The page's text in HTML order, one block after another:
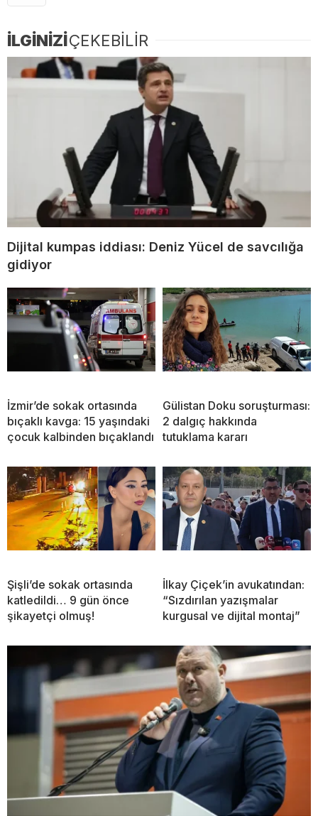
İLGİNİZİÇEKEBİLİR
Dijital kumpas iddiası: Deniz Yücel de savcılığa
gidiyor
İzmir’de sokak ortasında
bıçaklı kavga: 15 yaşındaki
çocuk kalbinden bıçaklandı
Gülistan Doku soruşturması:
2 dalgıç hakkında
tutuklama kararı
Şişli’de sokak ortasında
katledildi… 9 gün önce
şikayetçi olmuş!
İlkay Çiçek’in avukatından:
“Sızdırılan yazışmalar
kurgusal ve dijital montaj”